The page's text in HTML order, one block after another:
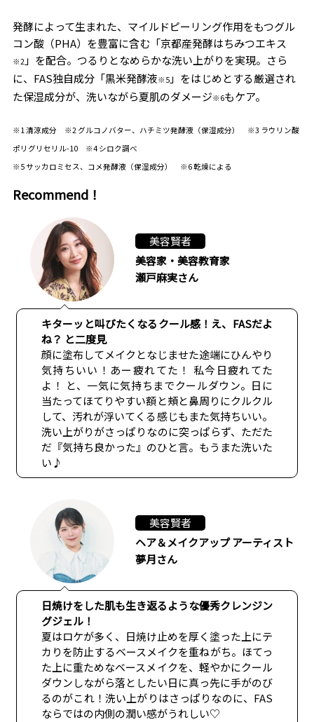
発酵によって生まれた、マイルドピーリング作用をもつグル
コン酸（PHA）を豊富に含む「京都産発酵はちみつエキス
※2」を配合。つるりとなめらかな洗い上がりを実現。さら
に、FAS独自成分「黒米発酵液※5」をはじめとする厳選され
た保湿成分が、洗いながら夏肌のダメージ※6もケア。
※1 清涼成分 ※2 グルコノバター、ハチミツ発酵液（保湿成分） ※3 ラウリン酸
ポリグリセリル-10 ※4 シロク調べ
※5 サッカロミセス、コメ発酵液（保湿成分） ※6 乾燥による
Recommend！
美容賢者
美容家・美容教育家
瀬戸麻実さん
キターッと叫びたくなるクール感！え、FASだよ
ね？ と二度見
顔に塗布してメイクとなじませた途端にひんやり
気持ちいい！あー疲れてた！ 私今日疲れてた
よ！ と、一気に気持ちまでクールダウン。日に
当たってほてりやすい額と頰と鼻周りにクルクル
して、汚れが浮いてくる感じもまた気持ちいい。
洗い上がりがさっぱりなのに突っぱらず、ただた
だ『気持ち良かった』のひと言。もうまた洗いた
い♪
美容賢者
ヘア＆メイクアップ アーティスト
夢月さん
日焼けをした肌も生き返るような優秀クレンジン
グジェル！
夏はロケが多く、日焼け止めを厚く塗った上にテ
カりを防止するベースメイクを重ねがち。ほてっ
た上に重ためなベースメイクを、軽やかにクール
ダウンしながら落としたい日に真っ先に手がのび
るのがこれ！洗い上がりはさっぱりなのに、FAS
ならではの内側の潤い感がうれしい♡